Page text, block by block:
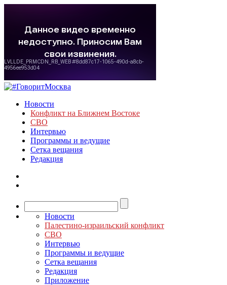
Новости
Конфликт на Ближнем Востоке
СВО
Интервью
Программы и ведущие
Сетка вещания
Редакция
Новости
Палестино-израильский конфликт
СВО
Интервью
Программы и ведущие
Сетка вещания
Редакция
Приложение